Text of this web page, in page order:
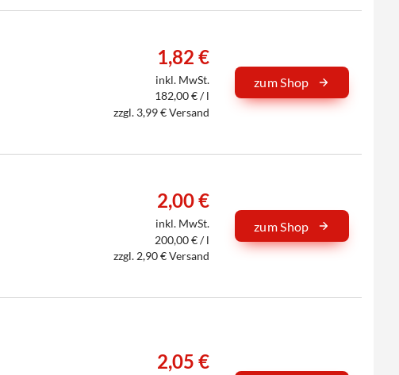
1,82 €
inkl. MwSt.
182,00 € / l
zzgl. 3,99 € Versand
zum Shop
2,00 €
inkl. MwSt.
200,00 € / l
zzgl. 2,90 € Versand
zum Shop
2,05 €